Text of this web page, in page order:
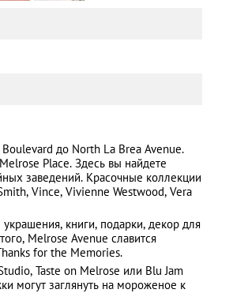
до North La Brea Avenue.
Place. Здесь вы найдете
заведений. Красочные коллекции
Vince, Vivienne Westwood, Vera
книги, подарки, декор для
Melrose Avenue славится
for the Memories.
Taste on Melrose или Blu Jam
могут заглянуть на мороженое к